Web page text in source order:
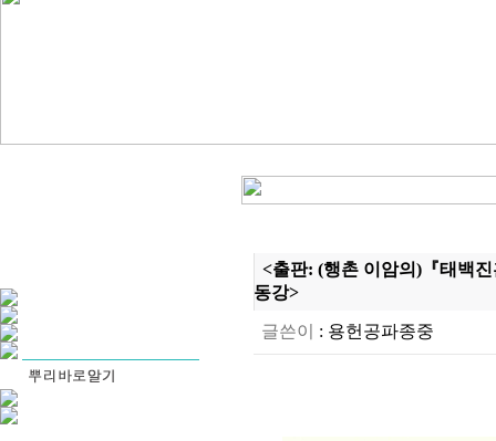
<출판: (행촌 이암의)『태백
동강>
글쓴이 : 용헌공파종중